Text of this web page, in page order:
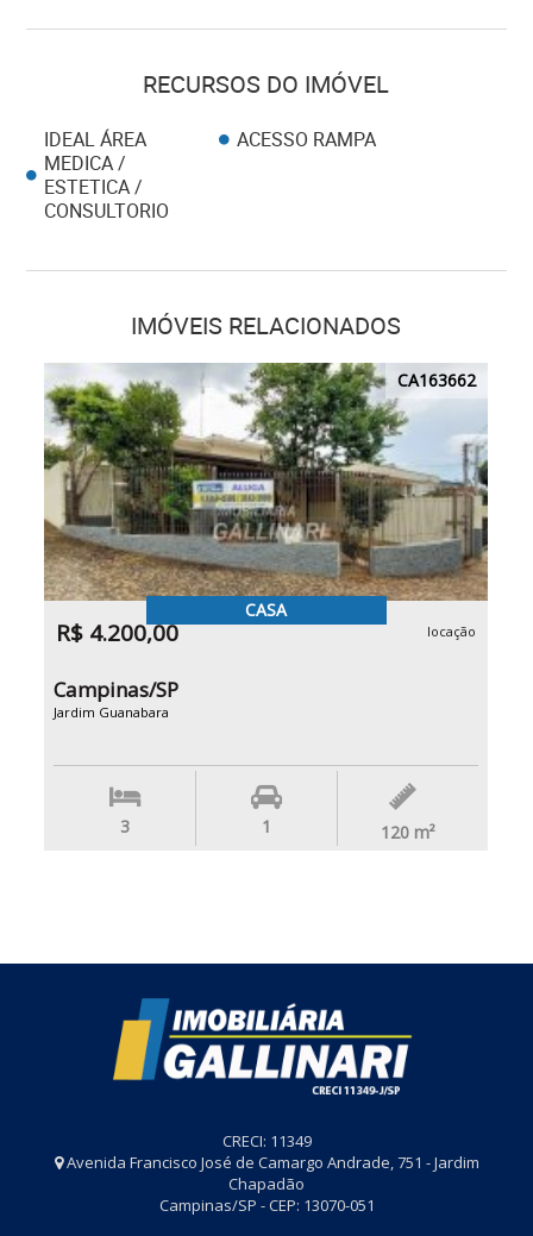
RECURSOS DO IMÓVEL
IDEAL ÁREA
MEDICA /
ESTETICA /
CONSULTORIO
ACESSO RAMPA
IMÓVEIS RELACIONADOS
CA163662
CASA
R$ 4.200,00 locação
Campinas/SP
Jardim Guanabara
3 1 120 m²
CRECI: 11349
Avenida Francisco José de Camargo Andrade, 751 - Jardim
Chapadão
Campinas/SP - CEP: 13070-051